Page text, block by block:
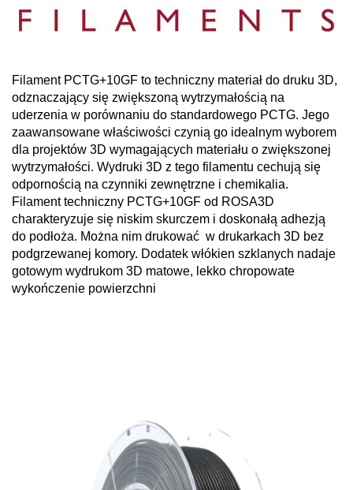
Filament PCTG+10GF to techniczny materiał do druku 3D,
odznaczający się zwiększoną wytrzymałością na
uderzenia w porównaniu do standardowego PCTG. Jego
zaawansowane właściwości czynią go idealnym wyborem
dla projektów 3D wymagających materiału o zwiększonej
wytrzymałości. Wydruki 3D z tego filamentu cechują się
odpornością na czynniki zewnętrzne i chemikalia.
Filament techniczny PCTG+10GF od ROSA3D
charakteryzuje się niskim skurczem i doskonałą adhezją
do podłoża. Można nim drukować w drukarkach 3D bez
podgrzewanej komory. Dodatek włókien szklanych nadaje
gotowym wydrukom 3D matowe, lekko chropowate
wykończenie powierzchni